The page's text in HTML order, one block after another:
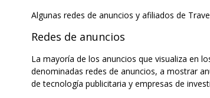
Algunas redes de anuncios y afiliados de
Redes de anuncios
La mayoría de los anuncios que visualiza en
denominadas redes de anuncios, a mostrar
de tecnología publicitaria y empresas de